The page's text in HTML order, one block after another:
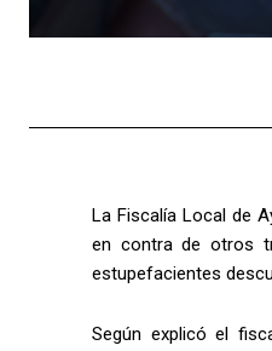
La Fiscalía Local de
en contra de otros
estupefacientes
Según explicó el